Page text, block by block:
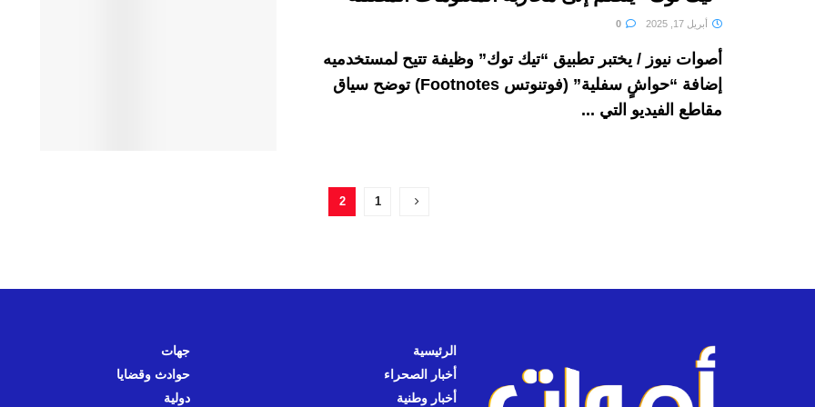
أبريل 17, 2025
أصوات نيوز / يختبر تطبيق “تيك توك” وظيفة تتيح لمستخدميه
إضافة “حواشٍ سفلية” (فوتنوتس Footnotes) توضح سياق
مقاطع الفيديو التي ...
1
2
الرئيسية
أخبار الصحراء
أخبار وطنية
جهات
حوادث وقضايا
دولية